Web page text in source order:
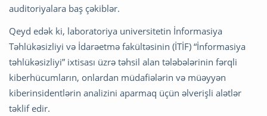
auditoriyalara baş çəkiblər.
Qeyd edək ki, laboratoriya universitetin İnformasiya
Təhlükəsizliyi və İdarəetmə fakültəsinin (İTİF) “İnformasiya
təhlükəsizliyi” ixtisası üzrə təhsil alan tələbələrinin fərqli
kiberhücumların, onlardan müdafiələrin və müəyyən
kiberinsidentlərin analizini aparmaq üçün əlverişli alətlər
təklif edir.